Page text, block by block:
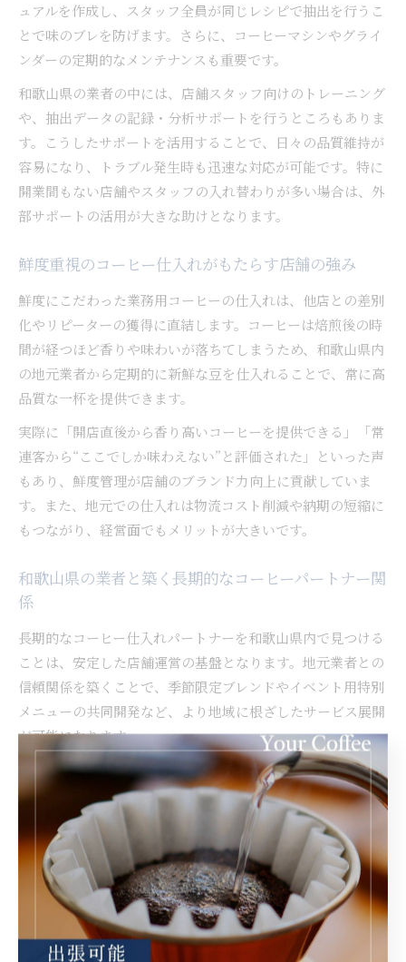
ュアルを作成し、スタッフ全員が同じレシピで抽出を行うこ
とで味のブレを防げます。さらに、コーヒーマシンやグライ
ンダーの定期的なメンテナンスも重要です。
和歌山県の業者の中には、店舗スタッフ向けのトレーニング
や、抽出データの記録・分析サポートを行うところもありま
す。こうしたサポートを活用することで、日々の品質維持が
容易になり、トラブル発生時も迅速な対応が可能です。特に
開業間もない店舗やスタッフの入れ替わりが多い場合は、外
部サポートの活用が大きな助けとなります。
鮮度重視のコーヒー仕入れがもたらす店舗の強み
鮮度にこだわった業務用コーヒーの仕入れは、他店との差別
化やリピーターの獲得に直結します。コーヒーは焙煎後の時
間が経つほど香りや味わいが落ちてしまうため、和歌山県内
の地元業者から定期的に新鮮な豆を仕入れることで、常に高
品質な一杯を提供できます。
実際に「開店直後から香り高いコーヒーを提供できる」「常
連客から“ここでしか味わえない”と評価された」といった声
もあり、鮮度管理が店舗のブランド力向上に貢献していま
す。また、地元での仕入れは物流コスト削減や納期の短縮に
もつながり、経営面でもメリットが大きいです。
和歌山県の業者と築く長期的なコーヒーパートナー関
係
長期的なコーヒー仕入れパートナーを和歌山県内で見つける
ことは、安定した店舗運営の基盤となります。地元業者との
信頼関係を築くことで、季節限定ブレンドやイベント用特別
メニューの共同開発など、より地域に根ざしたサービス展開
が可能になります。
また、安定供給体制や急なトラブル時の柔軟な対応、価格や
納品方法の相談など、長期的なパートナーシップならではの
メリットが多数あります。和歌山県のコーヒー業者と密に連
携し、定期的な打ち合わせやフィードバックを行うことで、
店舗ごとのニーズに合わせた最適な仕入れ体制を構築できま